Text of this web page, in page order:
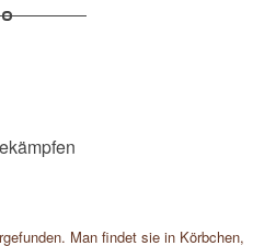
Man findet sie in Körbchen,